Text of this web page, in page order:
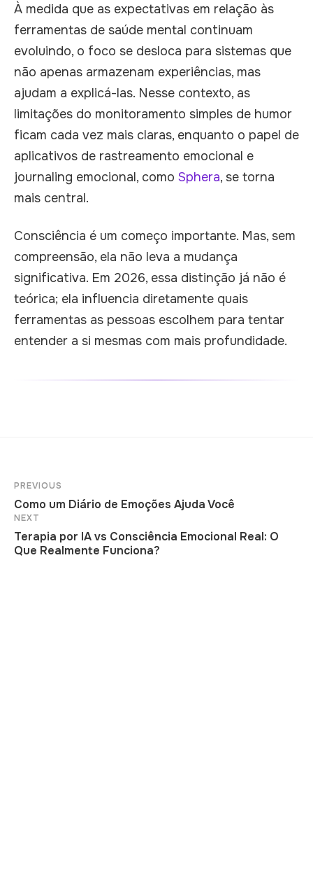
À medida que as expectativas em relação às
ferramentas de saúde mental continuam
evoluindo, o foco se desloca para sistemas que
não apenas armazenam experiências, mas
ajudam a explicá-las. Nesse contexto, as
limitações do monitoramento simples de humor
ficam cada vez mais claras, enquanto o papel de
aplicativos de rastreamento emocional e
journaling emocional, como Sphera, se torna
mais central.
Consciência é um começo importante. Mas, sem
compreensão, ela não leva a mudança
significativa. Em 2026, essa distinção já não é
teórica; ela influencia diretamente quais
ferramentas as pessoas escolhem para tentar
entender a si mesmas com mais profundidade.
PREVIOUS
Como um Diário de Emoções Ajuda Você
NEXT
Terapia por IA vs Consciência Emocional Real: O
Que Realmente Funciona?